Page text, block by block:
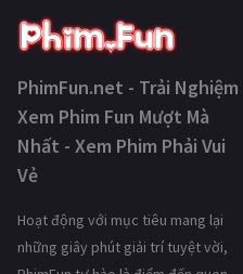
PhimFun.net - Trải Nghiệm
Xem Phim Fun Mượt Mà
Nhất - Xem Phim Phải Vui
Vẻ
Hoạt động với mục tiêu mang lại
những giây phút giải trí tuyệt vời,